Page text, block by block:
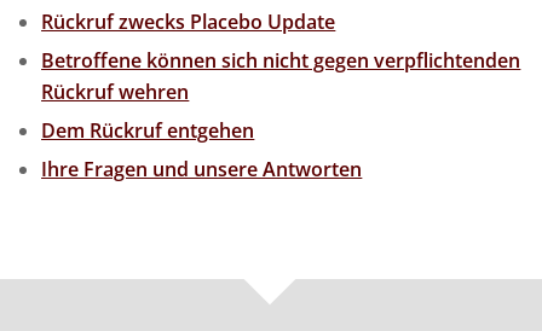
Rückruf zwecks Placebo Update
Betroffene können sich nicht gegen verpflichtenden
Rückruf wehren
Dem Rückruf entgehen
Ihre Fragen und unsere Antworten